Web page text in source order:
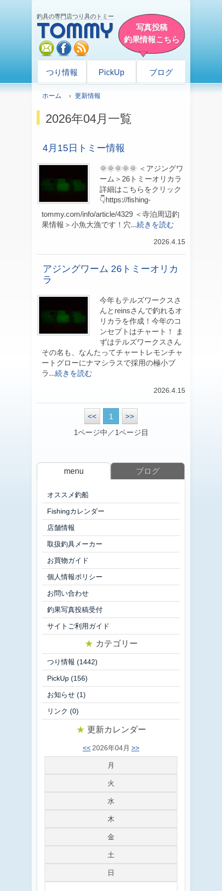
釣具の専門店つり具のトミー
TOMMY
mail facebook
写真投稿
釣果情報こちら
つり情報 PickUp ブログ
ホーム › 更新情報
2026年04月一覧
4月15日トミー情報
🌞🌞🌞🌞🌞 ＜アジングワ
ーム＞26トミーオリカラ
詳細はこちらをクリック
👇https://fishing-
tommy.com/info/article/4329 ＜寺泊周辺釣
果情報＞小魚大漁です！穴...続きを読む
2026.4.15
アジングワーム 26トミーオリカ
ラ
今年もテルズワークスさ
んとreinsさんで釣れるオ
リカラを作成！今年のコ
ンセプトはチャート！ ま
ずはテルズワークスさん
その名も、なんたってチャートレモンチャ
ートグローにナマシラスで採用の極小ブ
ラ...続きを読む
2026.4.15
<< 1
>>
1ページ中／1ページ目
menu ブログ
オススメ釣船
Fishingカレンダー
店舗情報
取扱釣具メーカー
お買物ガイド
個人情報ポリシー
お問い合わせ
釣果写真投稿受付
サイトご利用ガイド
★ カテゴリー
つり情報 (1442)
PickUp (156)
お知らせ (1)
リンク (0)
★ 更新カレンダー
<< 2026年04月 >>
月
火
水
木
金
土
日